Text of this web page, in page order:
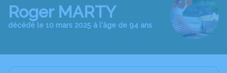
Roger MARTY
décédé le 10 mars 2025 à l'âge de 94 ans